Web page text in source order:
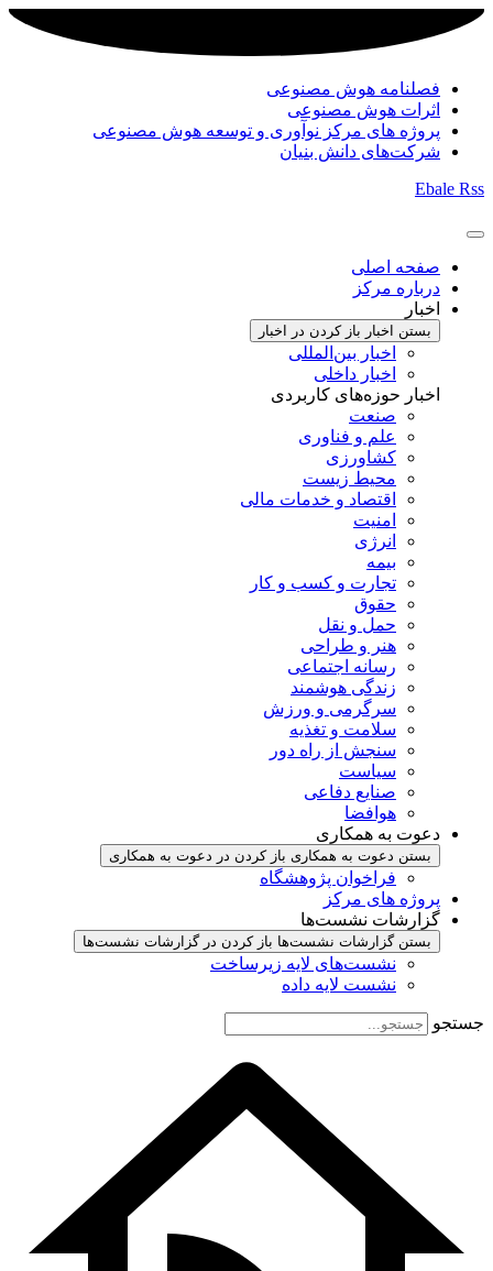
فصلنامه هوش مصنوعی
اثرات هوش مصنوعی
پروژه های مرکز نوآوری و توسعه هوش مصنوعی
شرکت‌های دانش بنیان
Ebale Rss
صفحه اصلی
درباره مرکز
اخبار
بستن اخبار باز کردن در اخبار
اخبار بین‌المللی
اخبار داخلی
اخبار حوزه‌های کاربردی
صنعت
علم و فناوری
کشاورزی
محیط زیست
اقتصاد و خدمات مالی
امنیت
انرژی
بیمه
تجارت و کسب و کار
حقوق
حمل و نقل
هنر و طراحی
رسانه اجتماعی
زندگی هوشمند
سرگرمی و ورزش
سلامت و تغذیه
سنجش از راه دور
سیاست
صنایع دفاعی
هوافضا
دعوت به همکاری
بستن دعوت به همکاری باز کردن در دعوت به همکاری
فراخوان پژوهشگاه
پروژه های مرکز
گزارشات نشست‌ها
بستن گزارشات نشست‌ها باز کردن در گزارشات نشست‌ها
نشست‌‌های لایه زیرساخت
نشست لایه داده
جستجو